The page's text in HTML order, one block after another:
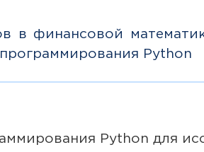
в финансовой
Python
Python для